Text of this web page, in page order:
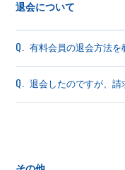
退会について
Q. 有料会員の退会方法を
Q. 退会したのですが、請